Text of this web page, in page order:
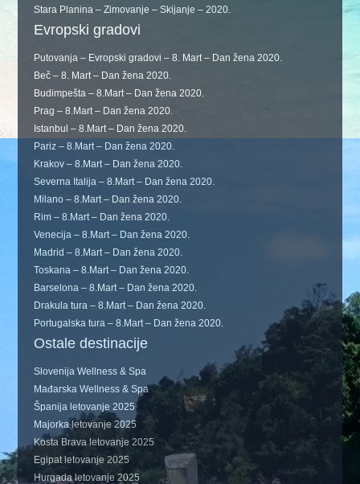
Stara Planina – Zimovanje – Skijanje – 2020.
Evropski gradovi
Putovanja – Evropski gradovi – 8. Mart – Dan žena 2020.
Beč – 8. Mart – Dan žena 2020.
Budimpešta – 8.Mart – Dan žena 2020.
Prag – 8.Mart – Dan žena 2020.
Istanbul – 8.Mart – Dan žena 2020.
Pariz – 8.Mart – Dan žena 2020.
Krakov – 8.Mart – Dan žena 2020.
Severna Italija – 8.Mart – Dan žena 2020.
Milano – 8.Mart – Dan žena 2020.
Rim – 8.Mart – Dan žena 2020.
Venecija – 8.Mart – Dan žena 2020.
Madrid – 8.Mart – Dan žena 2020.
Toskana – 8.Mart – Dan žena 2020.
Barselona – 8.Mart – Dan žena 2020.
Drakula tura – 8.Mart – Dan žena 2020.
Portugalska tura – 8.Mart – Dan žena 2020.
Ostale destinacije
Slovenija Wellness & Spa
Mađarska Wellness & Spa
Španija letovanje 2025
Majorka letovanje 2025
Kosta Brava letovanje 2025
Egipat letovanje 2025
Hurgada letovanje 2025